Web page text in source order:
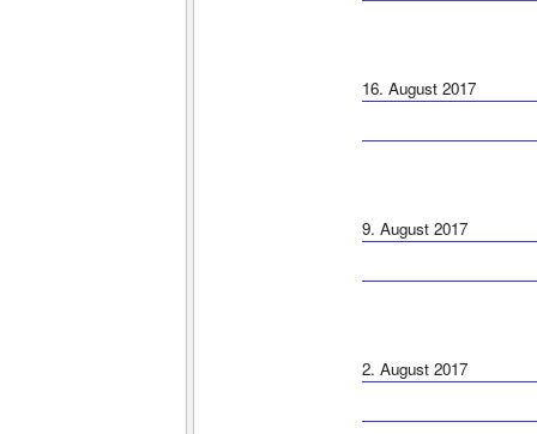
16. August 2017
9. August 2017
2. August 2017